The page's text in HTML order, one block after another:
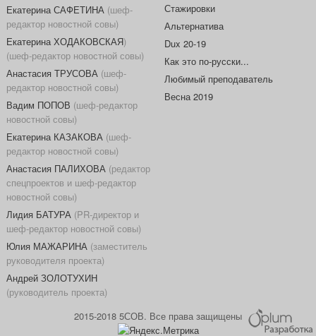
Екатерина САФЕТИНА(шеф-
редактор новостной совы)
Екатерина ХОДАКОВСКАЯ)
(шеф-редактор новостной совы)
Анастасия ТРУСОВА(шеф-
редактор новостной совы)
Вадим ПОПОВ (шеф-редактор
новостной совы)
Екатерина КАЗАКОВА(шеф-
редактор новостной совы)
Анастасия ПАЛИХОВА(редактор
спецпроектов и шеф-редактор
новостной совы)
Лидия БАТУРА(PR-директор и
шеф-редактор новостной совы)
Юлия МАЖАРИНА(заместитель
руководителя проекта)
Андрей ЗОЛОТУХИН
(руководитель проекта)
Стажировки
Альтернатива
Dux 20-19
Как это по-русски...
Любимый преподаватель
Весна 2019
2015-2018 5СОВ. Все права защищены